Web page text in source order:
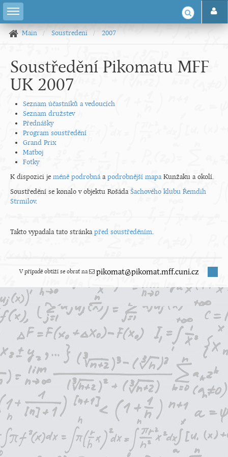
Main Soustredeni 2007
Soustředění Pikomatu MFF
UK 2007
Seznam účastníků a vedoucích
Seznam družstev
Přednášky
Program soustředění
Grand Prix
Matboj
Fotky
K dispozici je méně podrobná a podrobnější mapa Kunžaku a okolí.
Soustředění se konalo v objektu Rošáda Šachového klubu Řemdih
Strmilov.
Takto vypadala tato stránka před soustředěním.
V případě obtíží se obrať na